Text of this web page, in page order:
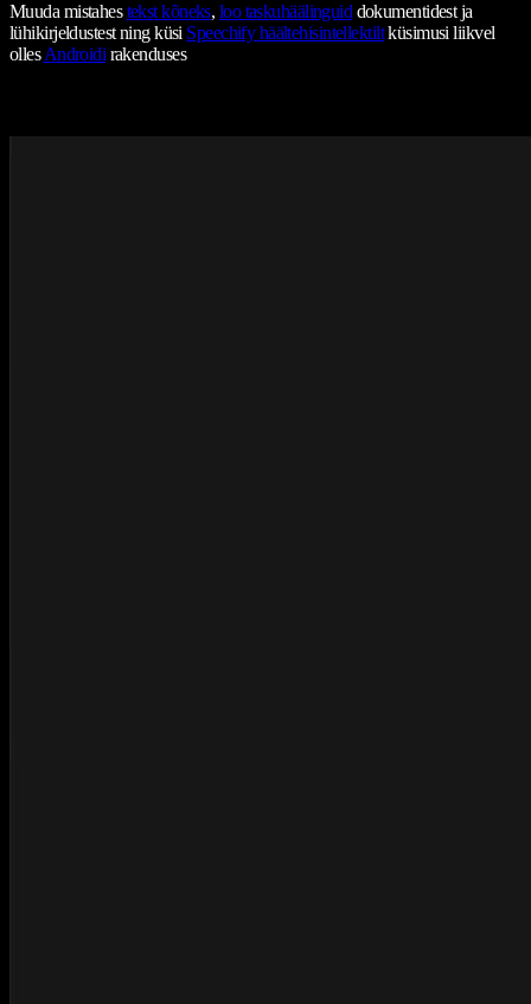
Muuda mistahestekst kõneks, loo taskuhäälinguiddokumentidest ja
lühikirjeldustest ning küsi Speechify häältehisintellektiltküsimusi liikvel
ollesAndroidirakenduses